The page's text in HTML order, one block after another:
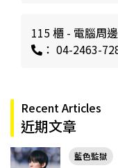
115 櫃 - 電腦周
： 04-2463-
Recent Articles
近期文章
藍色監獄